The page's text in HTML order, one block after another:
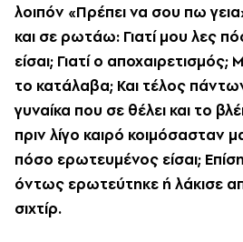
λοιπόν «Πρέπει να σου πω
και σε ρωτάω: Γιατί μου λες
είσαι; Γιατί ο αποχαιρετισμός;
το κατάλαβα; Και τέλος
γυναίκα που σε θέλει και το
πριν λίγο καιρό κοιμόσασταν
πόσο ερωτευμένος είσαι;
όντως ερωτεύτηκε ή λάκισε
σιχτίρ.